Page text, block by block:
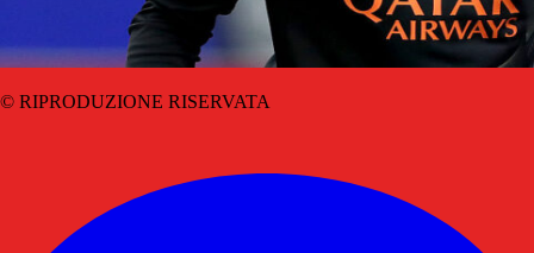
© RIPRODUZIONE RISERVATA